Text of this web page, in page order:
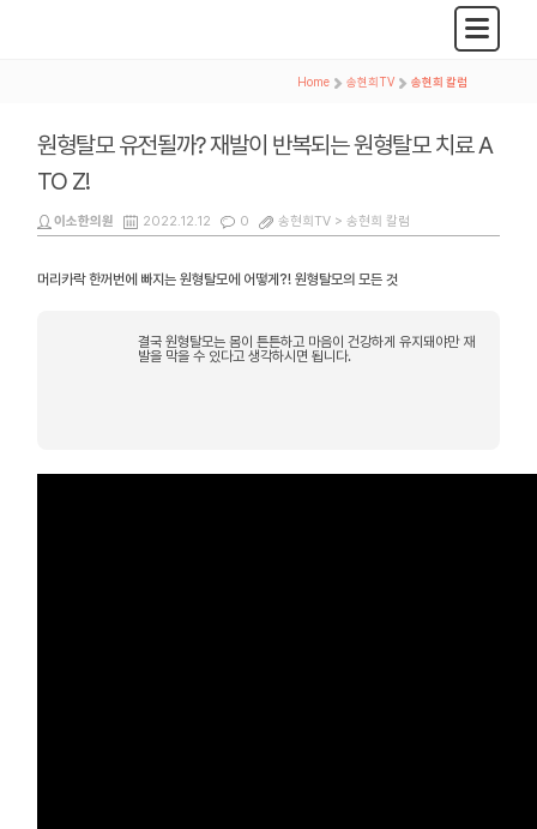
Home > 송현희TV > 송현희 칼럼
원형탈모 유전될까? 재발이 반복되는 원형탈모 치료 A
TO Z!
이소한의원 2022.12.12 0 송현희TV >송현희 칼럼
머리카락 한꺼번에 빠지는 원형탈모에 어떻게?! 원형탈모의 모든 것
결국 원형탈모는 몸이 튼튼하고 마음이 건강하게 유지돼야만 재
발을 막을 수 있다고 생각하시면 됩니다.